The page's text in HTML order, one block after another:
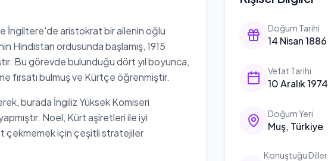
Doğum Tarihi
14 Nisan 1886
Vefat Tarihi
10 Aralık 1974
Doğum Yeri
Muş, Türkiye
Konuştuğu Diller
İngiltere'de aristokrat bir ailenin oğlu
Hindistan ordusunda başlamış, 1915
Bu görevde bulunduğu dört yıl boyunca,
fırsatı bulmuş ve Kürtçe öğrenmiştir.
burada İngiliz Yüksek Komiseri
Noel, Kürt aşiretleri ile iyi
çekmemek için çeşitli stratejiler